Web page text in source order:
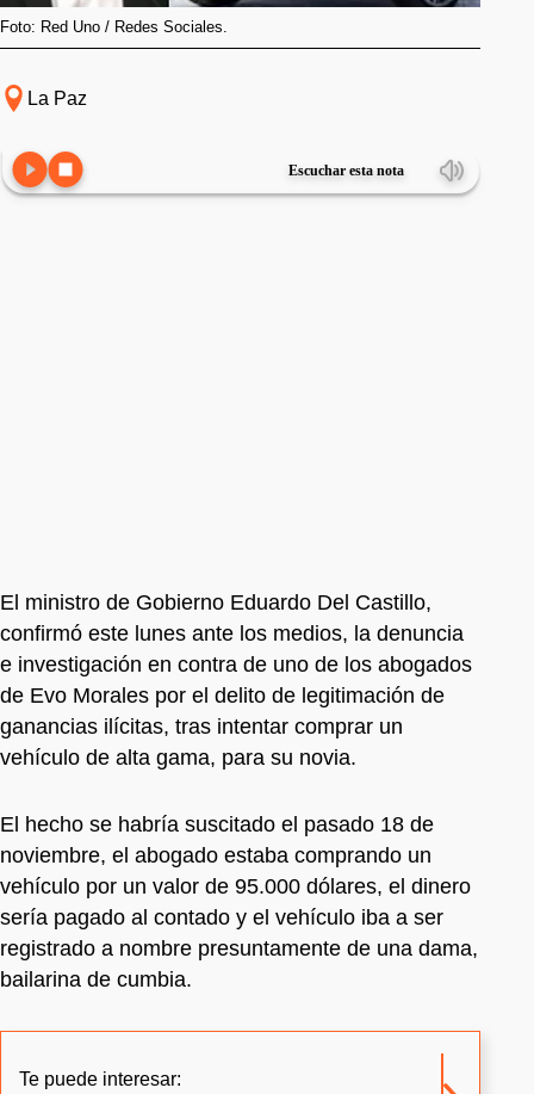
Foto: Red Uno / Redes Sociales.
La Paz
Escuchar esta nota
El ministro de Gobierno Eduardo Del Castillo,
confirmó este lunes ante los medios, la denuncia
e investigación en contra de uno de los abogados
de Evo Morales por el delito de legitimación de
ganancias ilícitas, tras intentar comprar un
vehículo de alta gama, para su novia.
El hecho se habría suscitado el pasado 18 de
noviembre, el abogado estaba comprando un
vehículo por un valor de 95.000 dólares, el dinero
sería pagado al contado y el vehículo iba a ser
registrado a nombre presuntamente de una dama,
bailarina de cumbia.
Te puede interesar: